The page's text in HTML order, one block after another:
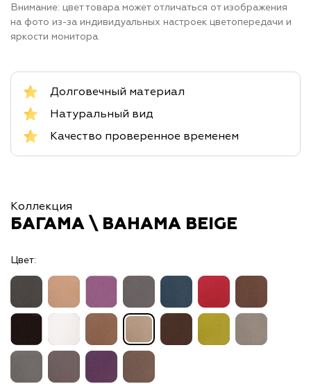
Внимание: цвет товара может отличаться от изображения
на фото из-за индивидуальных настроек цветопередачи и
яркости монитора.
Долговечный материал
Натуральный вид
Качество проверенное временем
Коллекция
БАГАМА \ BAHAMA BEIGE
Цвет: